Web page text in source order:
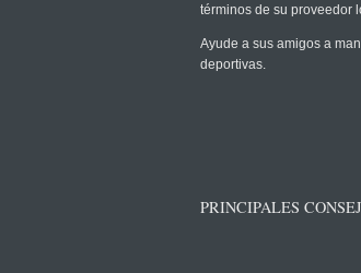
términos de su proveedor
Ayude a sus amigos a
deportivas.
PRINCIPALES